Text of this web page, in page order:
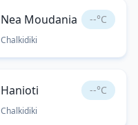
Nea Moudania --°C
Chalkidiki
Hanioti --°C
Chalkidiki